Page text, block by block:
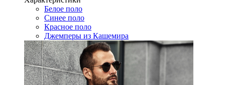
Белое поло
Синее поло
Красное поло
Джемперы из Кашемира